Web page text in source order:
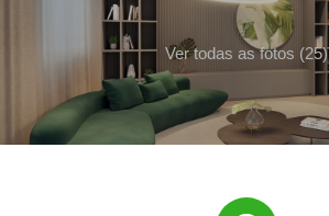
Ver todas as fotos (25)